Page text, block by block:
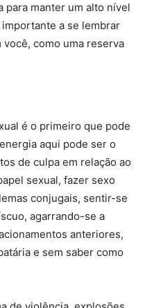
para manter um alto nível
a se lembrar
como uma reserva
é o primeiro que pode
aqui pode ser o
de culpa em relação ao
sexual, fazer sexo
conjugais, sentir-se
agarrando-se a
anteriores,
e sem saber como